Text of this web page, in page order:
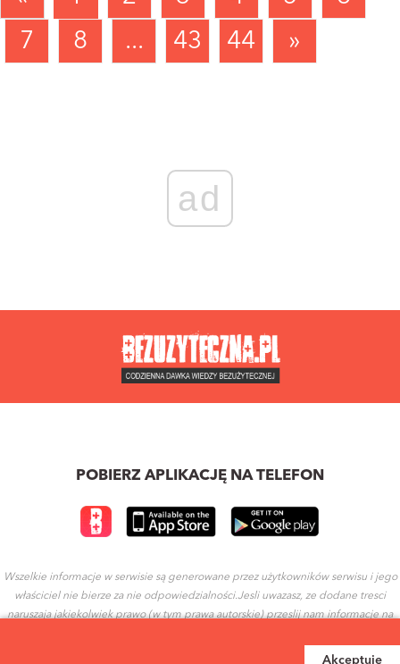
Akceptuję
7
8 ... 43 44 »
ad
POBIERZ APLIKACJĘ NA TELEFON
Wszelkie informacje w serwisie są generowane przez użytkowników serwisu i jego
właściciel nie bierze za nie odpowiedzialności.Jesli uwazasz, ze dodane tresci
naruszaja jakiekolwiek prawo (w tym prawa autorskie) przeslij nam informacje na